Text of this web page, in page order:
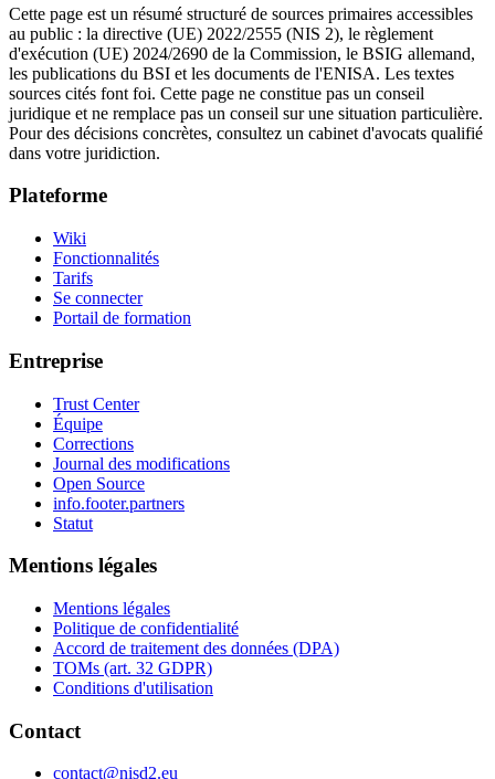
Cette page est un résumé structuré de sources primaires accessibles
au public : la directive (UE) 2022/2555 (NIS 2), le règlement
d'exécution (UE) 2024/2690 de la Commission, le BSIG allemand,
les publications du BSI et les documents de l'ENISA. Les textes
sources cités font foi. Cette page ne constitue pas un conseil
juridique et ne remplace pas un conseil sur une situation particulière.
Pour des décisions concrètes, consultez un cabinet d'avocats qualifié
dans votre juridiction.
Plateforme
Wiki
Fonctionnalités
Tarifs
Se connecter
Portail de formation
Entreprise
Trust Center
Équipe
Corrections
Journal des modifications
Open Source
info.footer.partners
Statut
Mentions légales
Mentions légales
Politique de confidentialité
Accord de traitement des données (DPA)
TOMs (art. 32 GDPR)
Conditions d'utilisation
Contact
contact@nisd2.eu